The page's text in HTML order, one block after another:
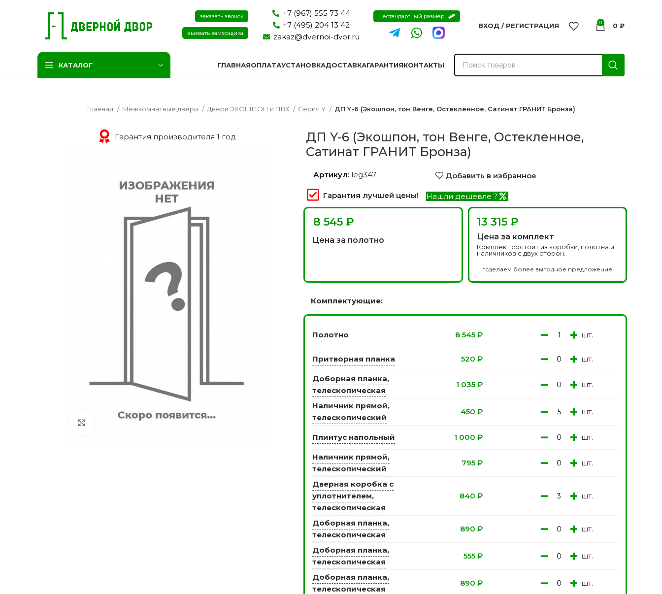
заказать звонок
вызвать замерщика
+7 (967) 555 73 44
+7 (495) 204 13 42
zakaz@dvernoi-dvor.ru
Нестандартный размер
ВХОД / РЕГИСТРАЦИЯ 0 0 ₽
КАТАЛОГ
2744 моделей
Двери Invisible
Белоруссия фабрика
1640 моделей
Двери из массива РФ
4 модели
Двери шпонированые Двери Эмаль с
Двери SOFT TOUCH
8 моделей
ГЛАВНАЯОПЛАТАУСТАНОВКАДОСТАВКАГАРАНТИЯКОНТАКТЫ
Главная Межкомнатные двери Двери ЭКОШПОН и ПВХ Серия Y ДП Y-6 (Экошпон, тон Венге, Остекленное, Сатинат ГРАНИТ Бронза)
Гарантия производителя 1 год
Нажмите, чтобы увеличить
ДП Y-6 (Экошпон, тон Венге, Остекленное,
Сатинат ГРАНИТ Бронза)
Артикул: leg347 Добавить в избранное
Гарантия лучшей цены! Нашли дешевле ?
₽
Цена за полотно
13 315 ₽
Цена за комплект
Комплект состоит из коробки, полотна и
наличников с двух сторон.
*сделаем более выгодное предложение
Комплектующие:
Полотно 8 545 ₽ − + шт.
Притворная планка 520 ₽ − + шт.
Доборная планка,
телескопическая
1 035 ₽ − + шт.
Наличник прямой,
телескопический
450 ₽ − + шт.
Плинтус напольный 1 000 ₽ − + шт.
Наличник прямой,
телескопический
795 ₽ − + шт.
Дверная коробка с
уплотнителем,
телескопическая
840 ₽ − + шт.
Доборная планка,
телескопическая
890 ₽ − + шт.
Доборная планка,
телескопическая
555 ₽ − + шт.
Доборная планка,
телескопическая
890 ₽ − + шт.